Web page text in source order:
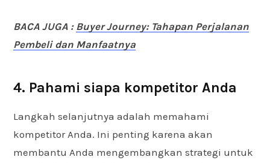
BACA JUGA : Buyer Journey: Tahapan Perjalanan
Pembeli dan Manfaatnya
4. Pahami siapa kompetitor Anda
Langkah selanjutnya adalah memahami
kompetitor Anda. Ini penting karena akan
membantu Anda mengembangkan strategi untuk